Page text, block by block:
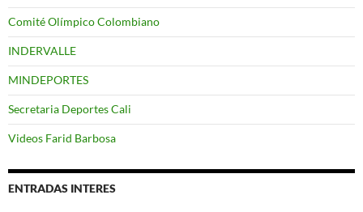
Comité Olímpico Colombiano
INDERVALLE
MINDEPORTES
Secretaria Deportes Cali
Videos Farid Barbosa
ENTRADAS INTERES